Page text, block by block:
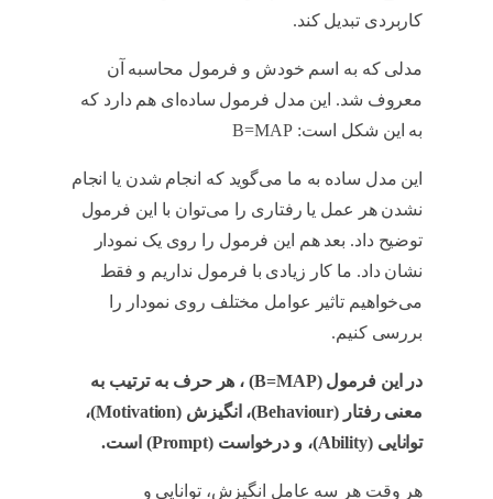
کاربردی تبدیل کند.
مدلی که به اسم خودش و فرمول محاسبه آن
معروف شد. این مدل فرمول ساده‌ای هم دارد که
به این شکل است: B=MAP
این مدل ساده به ما می‌گوید که انجام شدن یا انجام
نشدن هر عمل یا رفتاری را می‌‌توان با این فرمول
توضیح داد. بعد هم این فرمول را روی یک نمودار
نشان داد. ما کار زیادی با فرمول نداریم و فقط
می‌خواهیم تاثیر عوامل مختلف روی نمودار را
بررسی کنیم.
در این فرمول (B=MAP) ، هر حرف به ترتیب به
معنی رفتار (Behaviour)، انگیزش (Motivation)،
توانایی (Ability)، و درخواست (Prompt) است.
هر وقت هر سه عامل انگیزش، توانایی و